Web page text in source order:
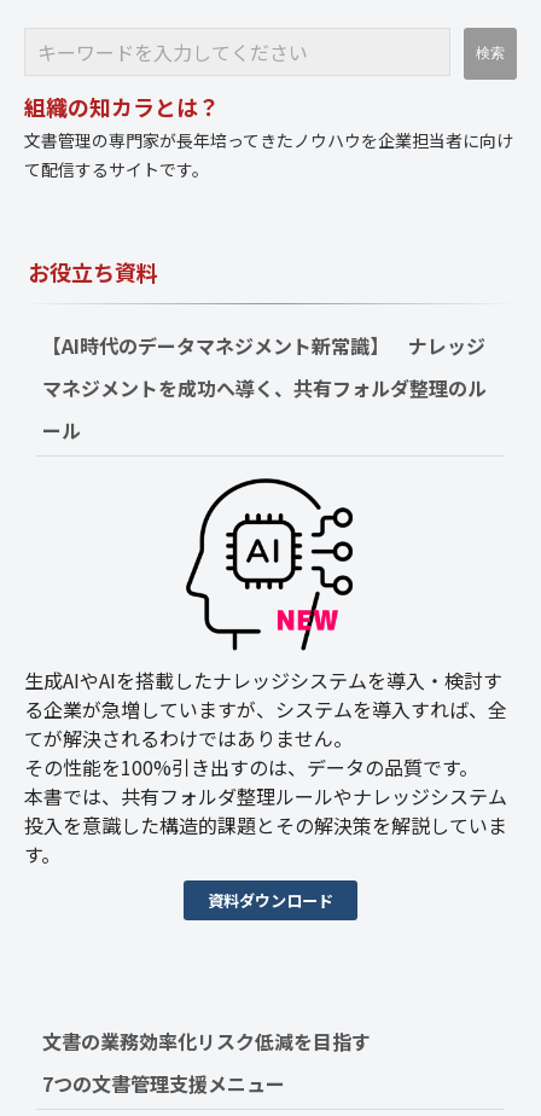
組織の知カラとは？
文書管理の専門家が長年培ってきたノウハウを企業担当者に向け
て配信するサイトです。
お役立ち資料
【AI時代のデータマネジメント新常識】　ナレッジ
マネジメントを成功へ導く、共有フォルダ整理のル
ール
生成AIやAIを搭載したナレッジシステムを導入・検討す
る企業が急増していますが、システムを導入すれば、全
てが解決されるわけではありません。
その性能を100%引き出すのは、データの品質です。
本書では、共有フォルダ整理ルールやナレッジシステム
投入を意識した構造的課題とその解決策を解説していま
す。
資料ダウンロード
文書の業務効率化リスク低減を目指す
7つの文書管理支援メニュー